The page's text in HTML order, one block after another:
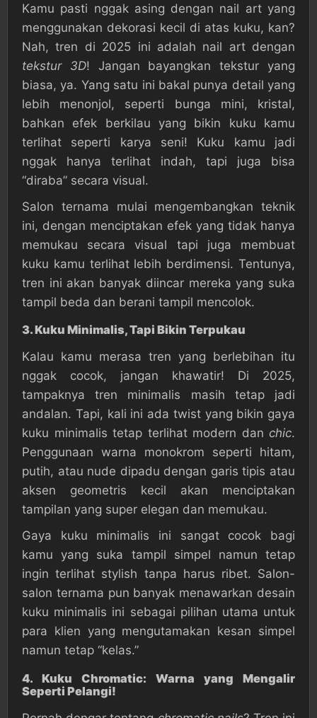
Kamu pasti nggak asing dengan nail art yang
menggunakan dekorasi kecil di atas kuku, kan?
Nah, tren di 2025 ini adalah nail art dengan
tekstur 3D! Jangan bayangkan tekstur yang
biasa, ya. Yang satu ini bakal punya detail yang
lebih menonjol, seperti bunga mini, kristal,
bahkan efek berkilau yang bikin kuku kamu
terlihat seperti karya seni! Kuku kamu jadi
nggak hanya terlihat indah, tapi juga bisa
“diraba” secara visual.
Salon ternama mulai mengembangkan teknik
ini, dengan menciptakan efek yang tidak hanya
memukau secara visual tapi juga membuat
kuku kamu terlihat lebih berdimensi. Tentunya,
tren ini akan banyak diincar mereka yang suka
tampil beda dan berani tampil mencolok.
3.Kuku Minimalis, Tapi Bikin Terpukau
Kalau kamu merasa tren yang berlebihan itu
nggak cocok, jangan khawatir! Di 2025,
tampaknya tren minimalis masih tetap jadi
andalan. Tapi, kali ini ada twist yang bikin gaya
kuku minimalis tetap terlihat modern dan chic.
Penggunaan warna monokrom seperti hitam,
putih, atau nude dipadu dengan garis tipis atau
aksen geometris kecil akan menciptakan
tampilan yang super elegan dan memukau.
Gaya kuku minimalis ini sangat cocok bagi
kamu yang suka tampil simpel namun tetap
ingin terlihat stylish tanpa harus ribet. Salon-
salon ternama pun banyak menawarkan desain
kuku minimalis ini sebagai pilihan utama untuk
para klien yang mengutamakan kesan simpel
namun tetap “kelas.”
4. Kuku Chromatic: Warna yang Mengalir
Seperti Pelangi!